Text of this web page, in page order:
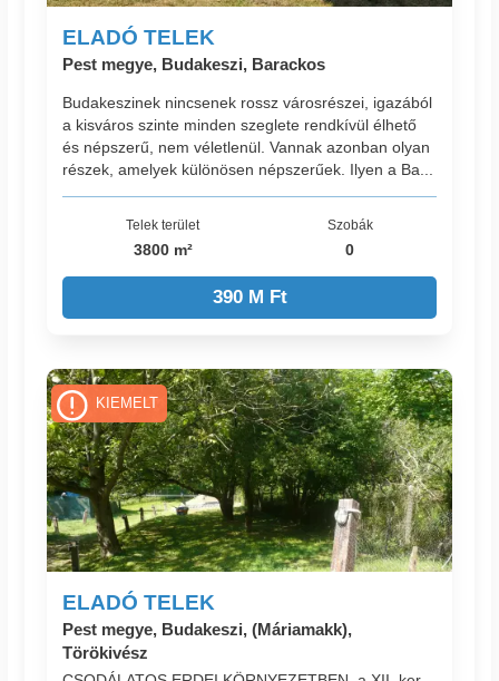
ELADÓ TELEK
Pest megye, Budakeszi, Barackos
Budakeszinek nincsenek rossz városrészei, igazából
a kisváros szinte minden szeglete rendkívül élhető
és népszerű, nem véletlenül. Vannak azonban olyan
részek, amelyek különösen népszerűek. Ilyen a Ba...
Telek terület
3800 m²
Szobák
0
390 M Ft
ELADÓ TELEK
Pest megye, Budakeszi, (Máriamakk),
Törökivész
KIEMELT